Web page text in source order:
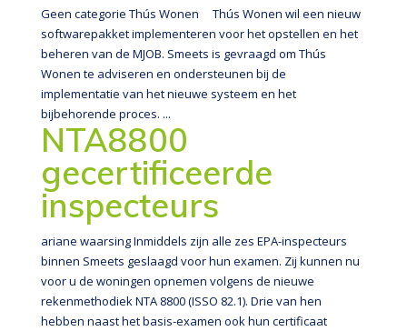
Geen categorie Thús Wonen Thús Wonen wil een nieuw
softwarepakket implementeren voor het opstellen en het
beheren van de MJOB. Smeets is gevraagd om Thús
Wonen te adviseren en ondersteunen bij de
implementatie van het nieuwe systeem en het
bijbehorende proces. ...
NTA8800
gecertificeerde
inspecteurs
ariane waarsing Inmiddels zijn alle zes EPA-inspecteurs
binnen Smeets geslaagd voor hun examen. Zij kunnen nu
voor u de woningen opnemen volgens de nieuwe
rekenmethodiek NTA 8800 (ISSO 82.1). Drie van hen
hebben naast het basis-examen ook hun certificaat